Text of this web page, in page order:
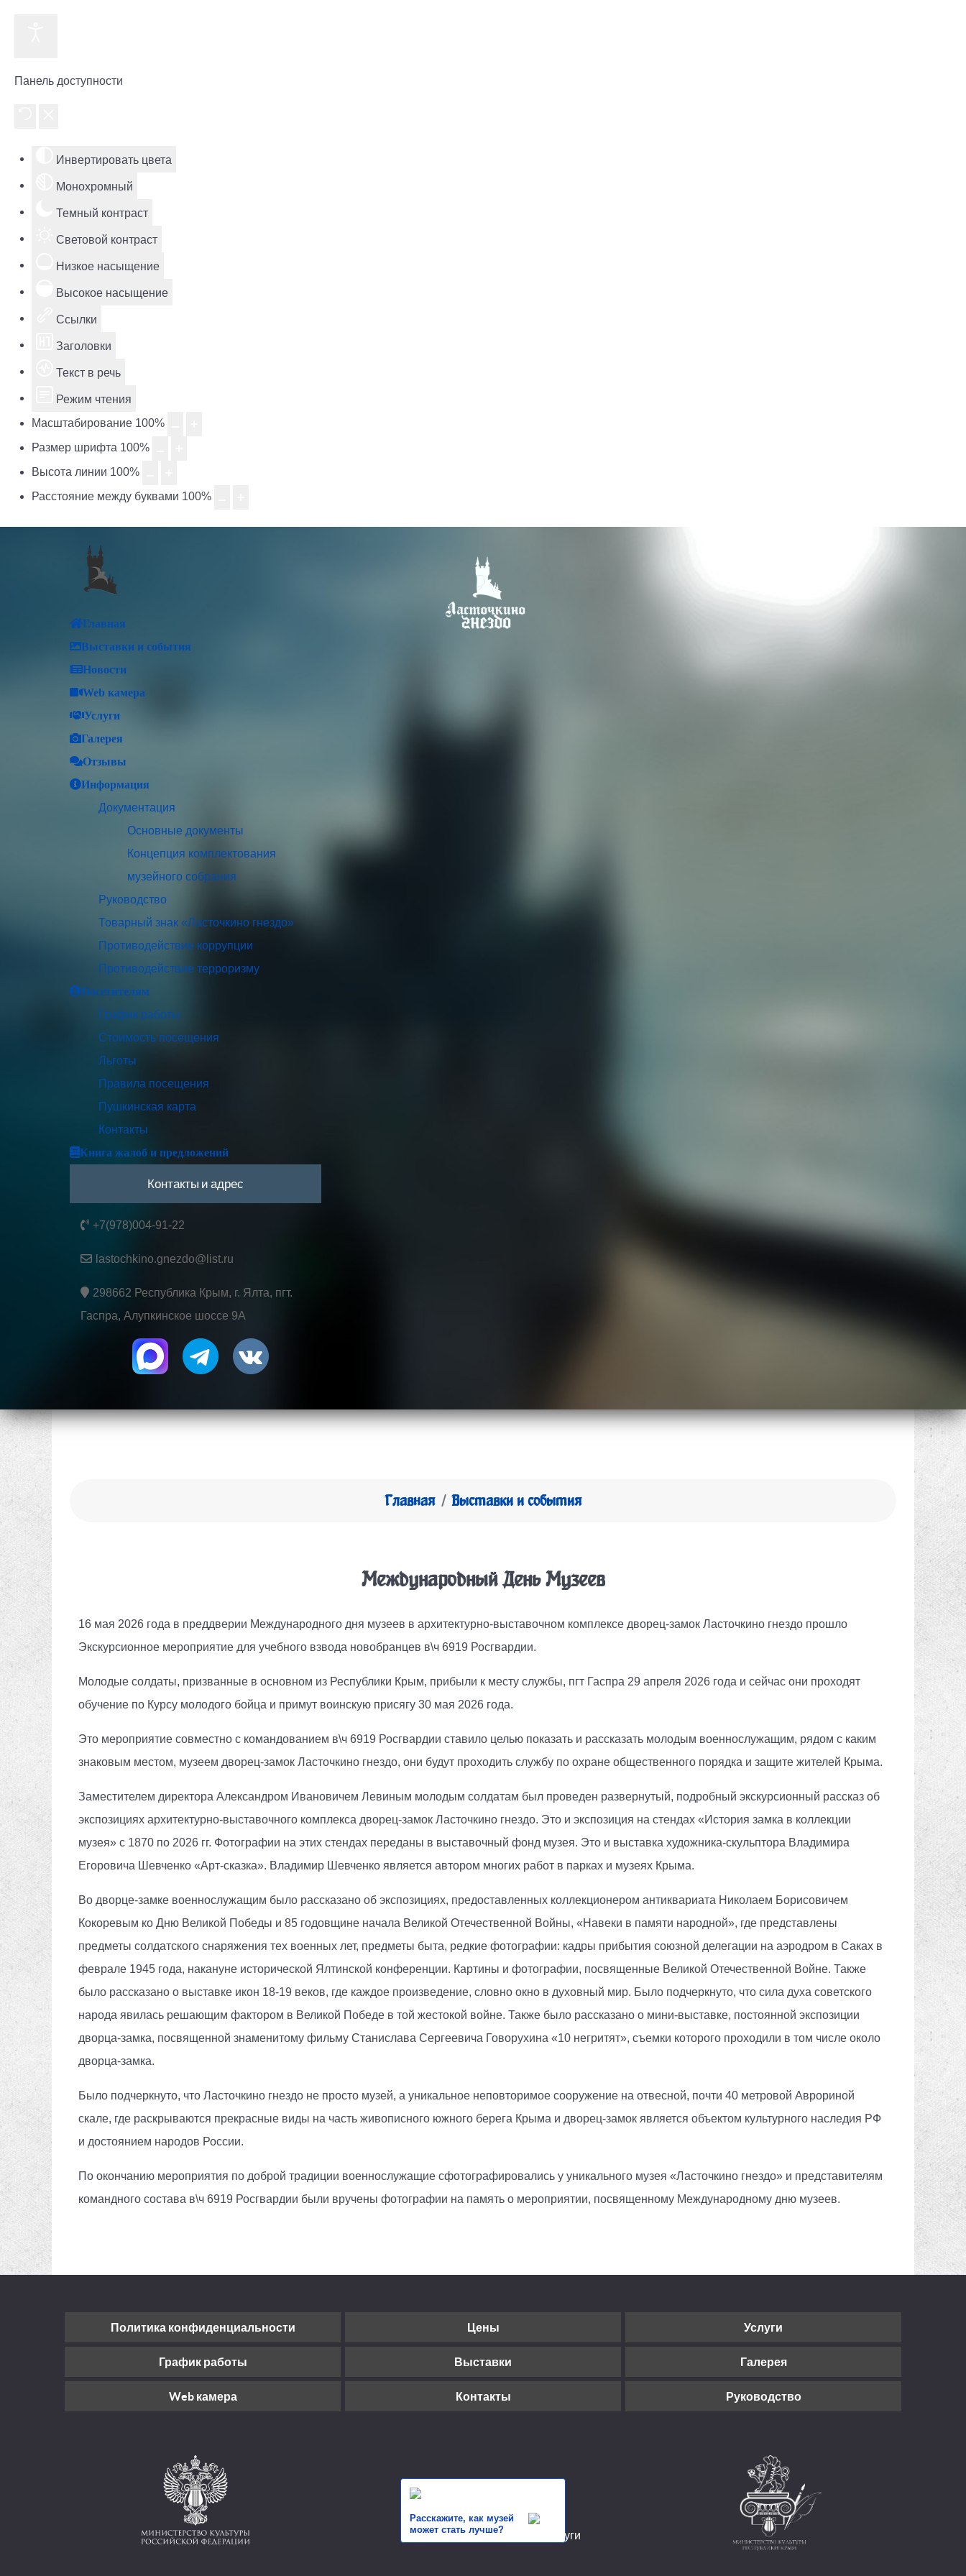
Панель доступности
Инвертировать цвета
Монохромный
Темный контраст
Световой контраст
Низкое насыщение
Высокое насыщение
Ссылки
Заголовки
Текст в речь
Режим чтения
Масштабирование 100%
Размер шрифта 100%
Высота линии 100%
Расстояние между буквами 100%
Главная
Выставки и события
Новости
Web камера
Услуги
Галерея
Отзывы
Информация
Документация
Основные документы
Концепция комплектования
музейного собрания
Руководство
Товарный знак «Ласточкино гнездо»
Противодействие коррупции
Противодействие терроризму
Посетителям
График работы
Стоимость посещения
Льготы
Правила посещения
Пушкинская карта
Контакты
Книга жалоб и предложений
Контакты и адрес
+7(978)004-91-22
lastochkino.gnezdo@list.ru
298662 Республика Крым, г. Ялта, пгт.
Гаспра, Алупкинское шоссе 9А
Главная Выставки и события
Международный День Музеев
16 мая 2026 года в преддверии Международного дня музеев в архитектурно-выставочном комплексе дворец-замок Ласточкино гнездо прошло
Экскурсионное мероприятие для учебного взвода новобранцев в\ч 6919 Росгвардии.
Молодые солдаты, призванные в основном из Республики Крым, прибыли к месту службы, пгт Гаспра 29 апреля 2026 года и сейчас они проходят
обучение по Курсу молодого бойца и примут воинскую присягу 30 мая 2026 года.
Это мероприятие совместно с командованием в\ч 6919 Росгвардии ставило целью показать и рассказать молодым военнослужащим, рядом с каким
знаковым местом, музеем дворец-замок Ласточкино гнездо, они будут проходить службу по охране общественного порядка и защите жителей Крыма.
Заместителем директора Александром Ивановичем Левиным молодым солдатам был проведен развернутый, подробный экскурсионный рассказ об
экспозициях архитектурно-выставочного комплекса дворец-замок Ласточкино гнездо. Это и экспозиция на стендах «История замка в коллекции
музея» с 1870 по 2026 гг. Фотографии на этих стендах переданы в выставочный фонд музея. Это и выставка художника-скульптора Владимира
Егоровича Шевченко «Арт-сказка». Владимир Шевченко является автором многих работ в парках и музеях Крыма.
Во дворце-замке военнослужащим было рассказано об экспозициях, предоставленных коллекционером антиквариата Николаем Борисовичем
Кокоревым ко Дню Великой Победы и 85 годовщине начала Великой Отечественной Войны, «Навеки в памяти народной», где представлены
предметы солдатского снаряжения тех военных лет, предметы быта, редкие фотографии: кадры прибытия союзной делегации на аэродром в Саках в
феврале 1945 года, накануне исторической Ялтинской конференции. Картины и фотографии, посвященные Великой Отечественной Войне. Также
было рассказано о выставке икон 18-19 веков, где каждое произведение, словно окно в духовный мир. Было подчеркнуто, что сила духа советского
народа явилась решающим фактором в Великой Победе в той жестокой войне. Также было рассказано о мини-выставке, постоянной экспозиции
дворца-замка, посвященной знаменитому фильму Станислава Сергеевича Говорухина «10 негритят», съемки которого проходили в том числе около
дворца-замка.
Было подчеркнуто, что Ласточкино гнездо не просто музей, а уникальное неповторимое сооружение на отвесной, почти 40 метровой Аврориной
скале, где раскрываются прекрасные виды на часть живописного южного берега Крыма и дворец-замок является объектом культурного наследия РФ
и достоянием народов России.
По окончанию мероприятия по доброй традиции военнослужащие сфотографировались у уникального музея «Ласточкино гнездо» и представителям
командного состава в\ч 6919 Росгвардии были вручены фотографии на память о мероприятии, посвященному Международному дню музеев.
Политика конфиденциальности Цены Услуги
График работы Выставки Галерея
Web камера Контакты Руководство
Расскажите, как музей
может стать лучше?